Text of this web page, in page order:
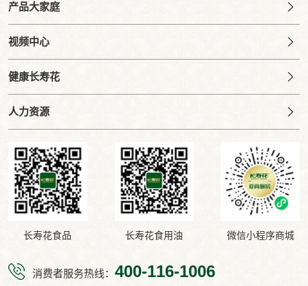
产品大家庭
视频中心
健康长寿花
人力资源
长寿花食品 长寿花食用油 微信小程序商城
消费者服务热线： 400-116-1006